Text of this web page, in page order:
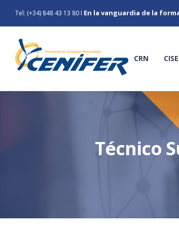
content
Tel: (+34) 848 43 13 80 I En la vanguardia de la
CRN
Técnico